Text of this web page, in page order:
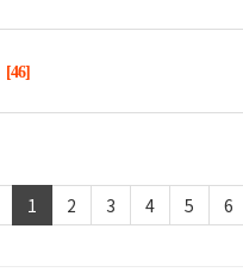
[46]
1 2 3 4 5 6